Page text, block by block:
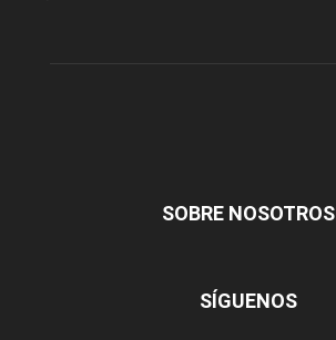
SOBRE NOSOTROS
SÍGUENOS